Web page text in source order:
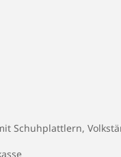
Schuhplattlern,